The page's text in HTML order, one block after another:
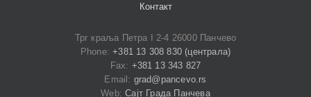
Контакт
Трг краља Петра I 2-4 26000 Панчево
Phone:+381 13 308 830 (централа)
Fax: +381 13 343 827
Email: grad@pancevo.rs
Web:Сајт Града Панчева